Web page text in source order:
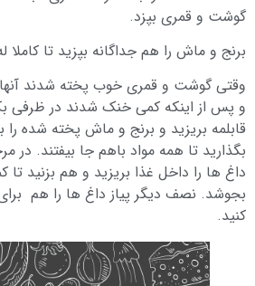
گوشت و قمری بپزد.
برنج و ماش را هم جداگانه بپزید تا کاملا
وقتی گوشت و قمری خوب پخته شدند آنها
و پس از اینکه کمی خنک شدند در ظرفی
قابلمه بریزید و برنج و ماش پخته شده را
بگذارید تا همه مواد باهم جا بیفتند. در
داغ ها را داخل غذا بریزید و هم بزنید تا
بجوشد. نصف دیگر پیاز داغ ها را هم
کنید.